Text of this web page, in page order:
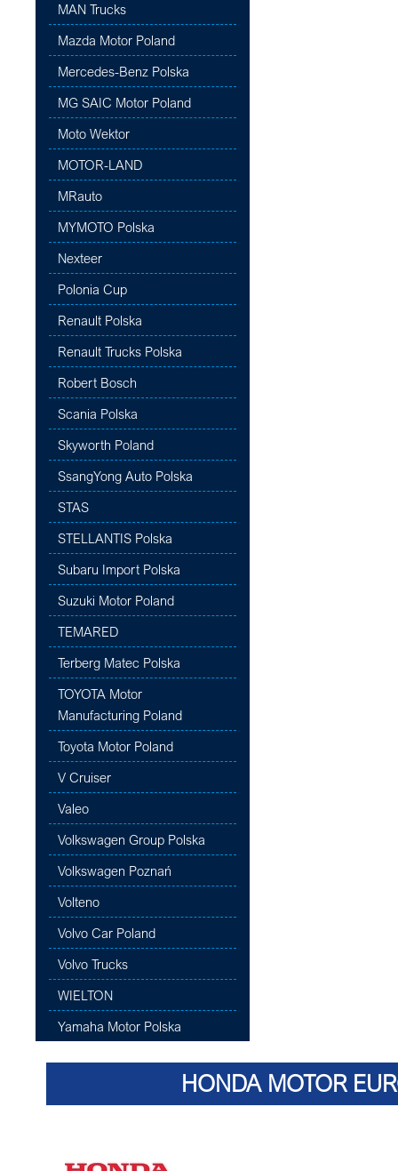
MAN Trucks
Mazda Motor Poland
Mercedes-Benz Polska
MG SAIC Motor Poland
Moto Wektor
MOTOR-LAND
MRauto
MYMOTO Polska
Nexteer
Polonia Cup
Renault Polska
Renault Trucks Polska
Robert Bosch
Scania Polska
Skyworth Poland
SsangYong Auto Polska
STAS
STELLANTIS Polska
Subaru Import Polska
Suzuki Motor Poland
TEMARED
Terberg Matec Polska
TOYOTA Motor
Manufacturing Poland
Toyota Motor Poland
V Cruiser
Valeo
Volkswagen Group Polska
Volkswagen Poznań
Volteno
Volvo Car Poland
Volvo Trucks
WIELTON
Yamaha Motor Polska
HONDA MOTOR